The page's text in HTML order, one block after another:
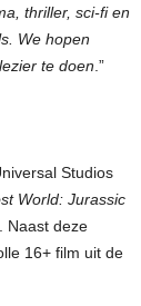
thriller, sci-fi en
We hopen
te doen .”
Studios
World: Jurassic
Naast deze
16+ film uit de